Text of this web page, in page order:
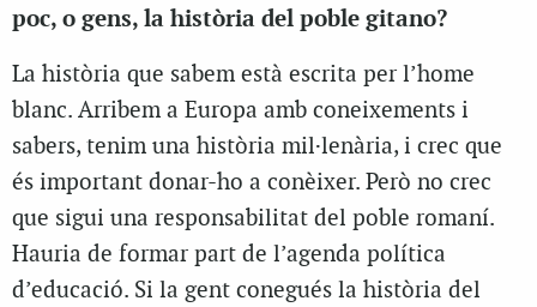
poc, o gens, la història del poble gitano?
La història que sabem està escrita per l’home
blanc. Arribem a Europa amb coneixements i
sabers, tenim una història mil·lenària, i crec que
és important donar-ho a conèixer. Però no crec
que sigui una responsabilitat del poble romaní.
Hauria de formar part de l’agenda política
d’educació. Si la gent conegués la història del